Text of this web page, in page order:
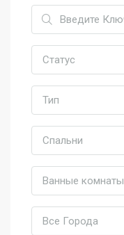
Статус
Тип
Спальни
Ванные комнаты
Все Города